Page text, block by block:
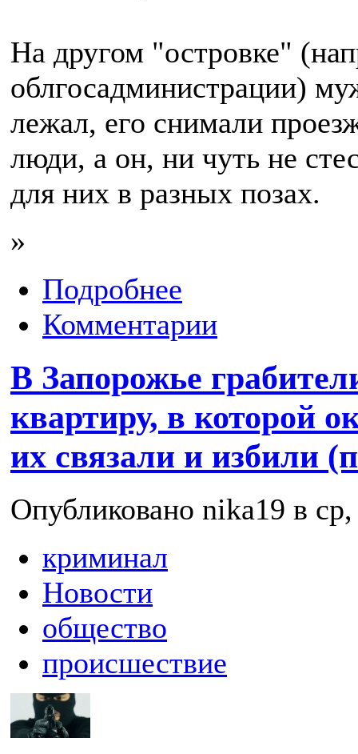
На другом "островке"
облгосадминистрации)
лежал, его снимали
люди, а он, ни чуть не
для них в разных позах.
»
Подробнее
Комментарии
В Запорожье
квартиру, в которой
их связали и избили
Опубликовано nika19 в
криминал
Новости
общество
происшествие